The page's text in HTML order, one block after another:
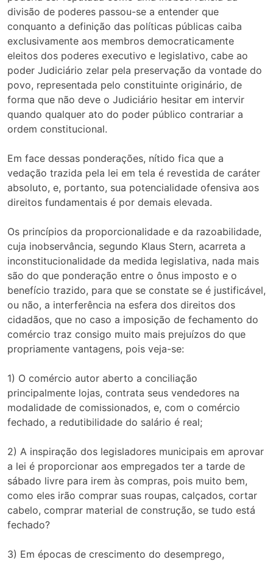
divisão de poderes passou-se a entender que
conquanto a definição das políticas públicas caiba
exclusivamente aos membros democraticamente
eleitos dos poderes executivo e legislativo, cabe ao
poder Judiciário zelar pela preservação da vontade do
povo, representada pelo constituinte originário, de
forma que não deve o Judiciário hesitar em intervir
quando qualquer ato do poder público contrariar a
ordem constitucional.
Em face dessas ponderações, nítido fica que a
vedação trazida pela lei em tela é revestida de caráter
absoluto, e, portanto, sua potencialidade ofensiva aos
direitos fundamentais é por demais elevada.
Os princípios da proporcionalidade e da razoabilidade,
cuja inobservância, segundo Klaus Stern, acarreta a
inconstitucionalidade da medida legislativa, nada mais
são do que ponderação entre o ônus imposto e o
benefício trazido, para que se constate se é justificável,
ou não, a interferência na esfera dos direitos dos
cidadãos, que no caso a imposição de fechamento do
comércio traz consigo muito mais prejuízos do que
propriamente vantagens, pois veja-se:
1) O comércio autor aberto a conciliação
principalmente lojas, contrata seus vendedores na
modalidade de comissionados, e, com o comércio
fechado, a redutibilidade do salário é real;
2) A inspiração dos legisladores municipais em aprovar
a lei é proporcionar aos empregados ter a tarde de
sábado livre para irem às compras, pois muito bem,
como eles irão comprar suas roupas, calçados, cortar
cabelo, comprar material de construção, se tudo está
fechado?
3) Em épocas de crescimento do desemprego,